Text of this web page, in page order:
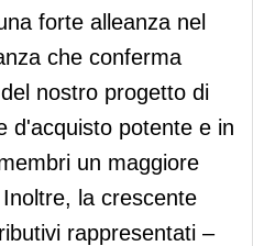
forte alleanza nel
che conferma
nostro progetto di
d'acquisto potente e in
un maggiore
la crescente
rappresentati –